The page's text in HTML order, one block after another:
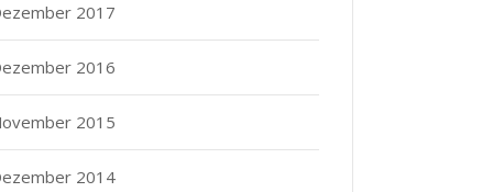
2017
2016
2015
2014